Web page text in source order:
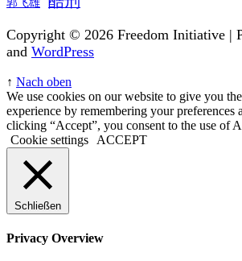
Copyright © 2026 Freedom Initiative |
and WordPress
↑ Nach oben
We use cookies on our website to give you
experience by remembering your preferences
clicking “Accept”, you consent to the use of
Cookie settings
ACCEPT
Schließen
Privacy Overview